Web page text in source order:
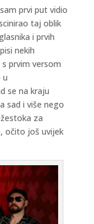
prvi put vidio
taj oblik
i prvih
nekih
prvim versom
u
se na kraju
sad i više nego
za
očito još uvijek